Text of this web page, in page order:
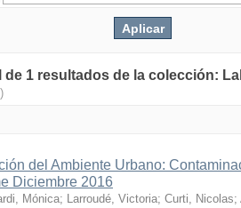
de 1 resultados de la colección:
del Ambiente Urbano:
Diciembre 2016
Mónica; Larroudé, Victoria; Curti, Nicolas;